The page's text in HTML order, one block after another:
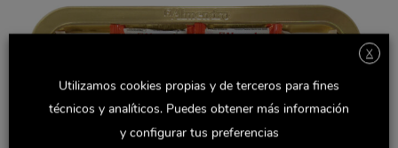
X
Utilizamos cookies propias y de terceros para fines
técnicos y analíticos. Puedes obtener más información
y configurar tus preferencias